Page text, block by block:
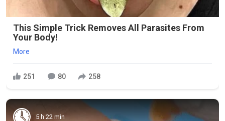
This Simple Trick Removes All Parasites From
Your Body!
More
251 80 258
5 h 22 min